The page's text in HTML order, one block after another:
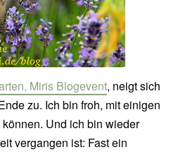
Miris Blogevent, neigt sich
zu. Ich bin froh, mit einigen
Und ich bin wieder
vergangen ist: Fast ein